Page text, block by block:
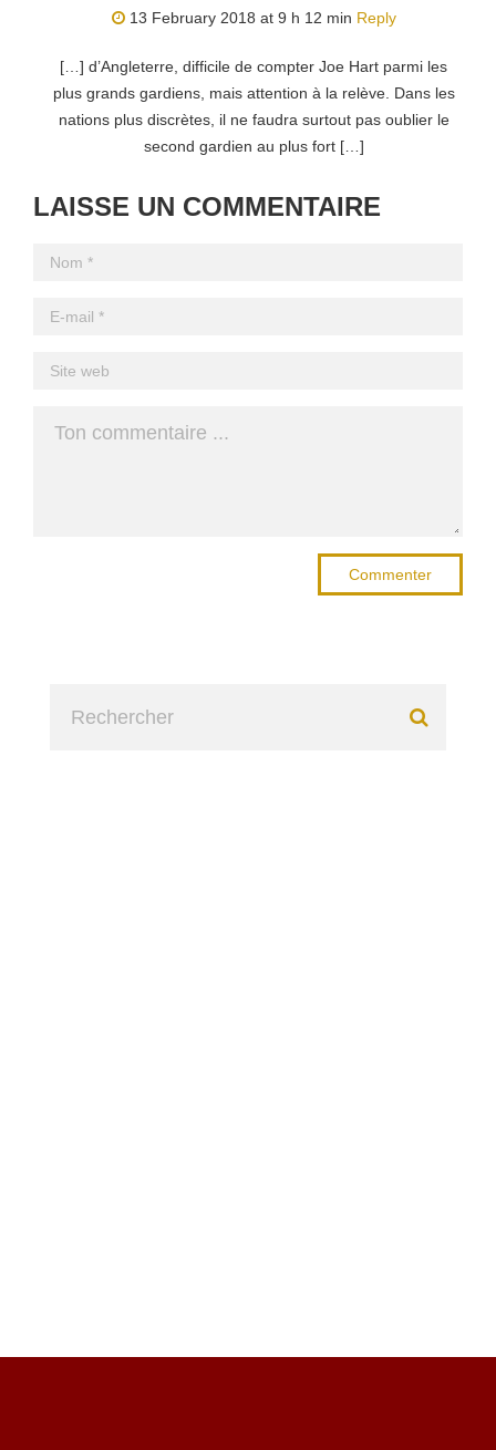
13 February 2018 at 9 h 12 min Reply
[…] d’Angleterre, difficile de compter Joe Hart parmi les
plus grands gardiens, mais attention à la relève. Dans les
nations plus discrètes, il ne faudra surtout pas oublier le
second gardien au plus fort […]
LAISSE UN COMMENTAIRE
Commenter